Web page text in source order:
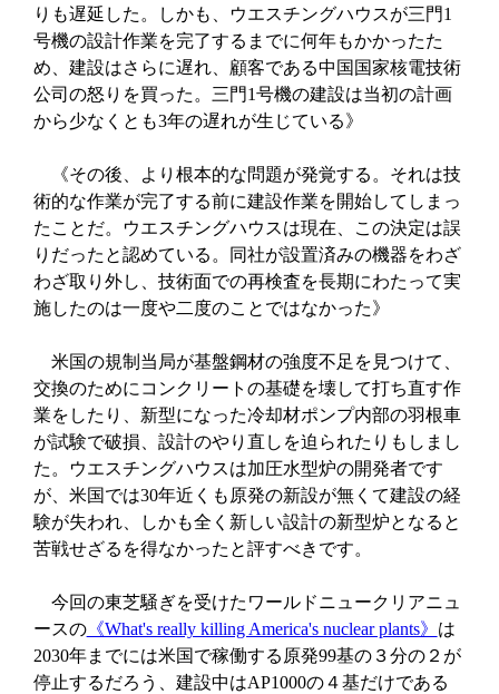
りも遅延した。しかも、ウエスチングハウスが三門1
号機の設計作業を完了するまでに何年もかかったた
め、建設はさらに遅れ、顧客である中国国家核電技術
公司の怒りを買った。三門1号機の建設は当初の計画
から少なくとも3年の遅れが生じている》
《その後、より根本的な問題が発覚する。それは技
術的な作業が完了する前に建設作業を開始してしまっ
たことだ。ウエスチングハウスは現在、この決定は誤
りだったと認めている。同社が設置済みの機器をわざ
わざ取り外し、技術面での再検査を長期にわたって実
施したのは一度や二度のことではなかった》
米国の規制当局が基盤鋼材の強度不足を見つけて、
交換のためにコンクリートの基礎を壊して打ち直す作
業をしたり、新型になった冷却材ポンプ内部の羽根車
が試験で破損、設計のやり直しを迫られたりもしまし
た。ウエスチングハウスは加圧水型炉の開発者です
が、米国では30年近くも原発の新設が無くて建設の経
験が失われ、しかも全く新しい設計の新型炉となると
苦戦せざるを得なかったと評すべきです。
今回の東芝騒ぎを受けたワールドニュークリアニュ
ースの《What's really killing America's nuclear plants》 は
2030年までには米国で稼働する原発99基の３分の２が
停止するだろう、建設中はAP1000の４基だけである